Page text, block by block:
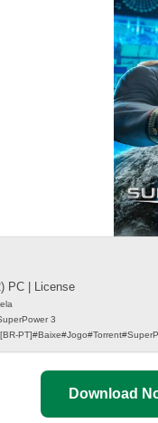
PC | License
3
Download